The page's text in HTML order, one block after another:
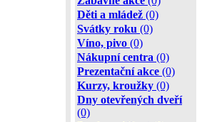
Děti a mládež (0)
Svátky roku (0)
Víno, pivo (0)
Nákupní centra (0)
Prezentační akce (0)
Kurzy, kroužky (0)
Dny otevřených dveří
(0)